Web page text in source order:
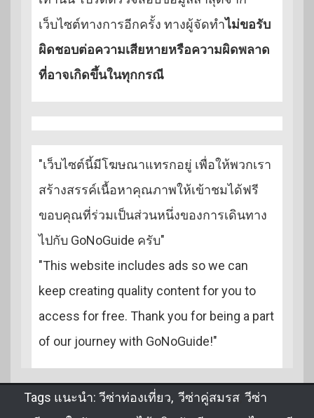
เว็บไซต์ทางการอีกครั้ง ทางผู้จัดทำไม่ขอรับ
ผิดชอบต่อความเสียหายหรือความผิดพลาด
ที่อาจเกิดขึ้นในทุกกรณี
"เว็บไซต์นี้มีโฆษณาแทรกอยู่ เพื่อให้พวกเรา
สร้างสรรค์เนื้อหาคุณภาพให้เข้าชมได้ฟรี
ขอบคุณที่ร่วมเป็นส่วนหนึ่งของการเดินทาง
ไปกับ GoNoGuide ครับ"
"This website includes ads so we can
keep creating quality content for you to
access for free. Thank you for being a part
of our journey with GoNoGuide!"
Tags แนะนำ: วีซ่าท่องเที่ยว, วีซ่าคู่สมรส ,วีซ่า